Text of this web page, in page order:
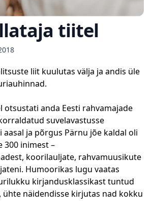
tiitel
liit kuulutas välja ja andis üle
otsustati anda Eesti rahvamajade
suvelavastusse
aasal ja põrgus Pärnu jõe kaldal oli
300 inimest –
koorilauljate, rahvamuusikute
Humoorikas lugu vaatas
kirjandusklassikast tuntud
ühte näidendisse kirjutas nad kokku